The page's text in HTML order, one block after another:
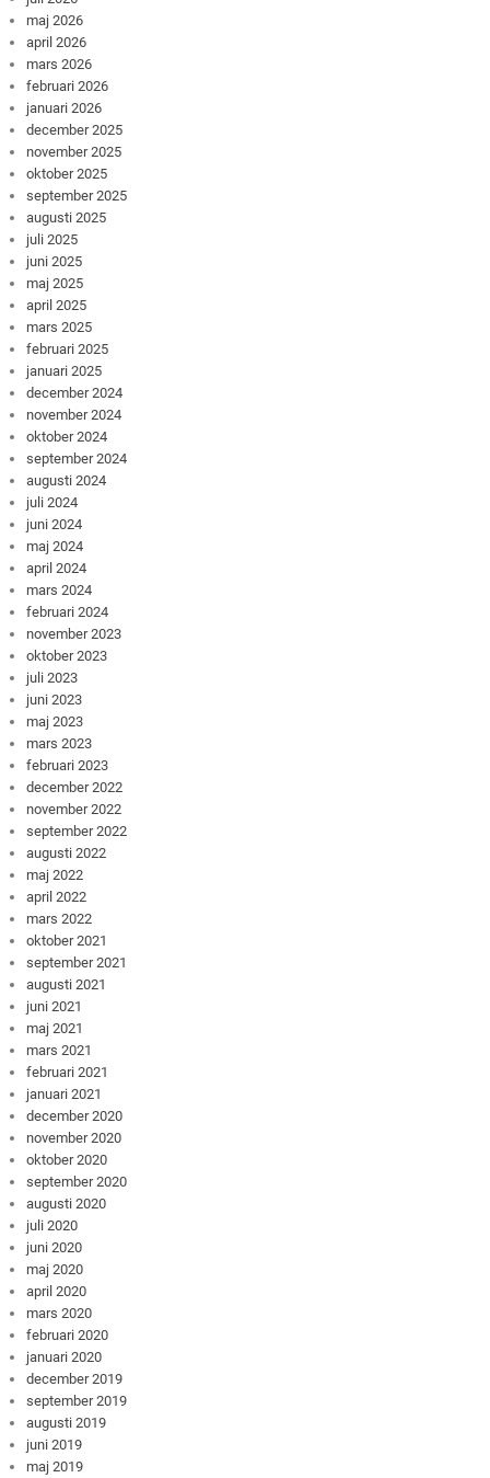
maj 2026
april 2026
mars 2026
februari 2026
januari 2026
december 2025
november 2025
oktober 2025
september 2025
augusti 2025
juli 2025
juni 2025
maj 2025
april 2025
mars 2025
februari 2025
januari 2025
december 2024
november 2024
oktober 2024
september 2024
augusti 2024
juli 2024
juni 2024
maj 2024
april 2024
mars 2024
februari 2024
november 2023
oktober 2023
juli 2023
juni 2023
maj 2023
mars 2023
februari 2023
december 2022
november 2022
september 2022
augusti 2022
maj 2022
april 2022
mars 2022
oktober 2021
september 2021
augusti 2021
juni 2021
maj 2021
mars 2021
februari 2021
januari 2021
december 2020
november 2020
oktober 2020
september 2020
augusti 2020
juli 2020
juni 2020
maj 2020
april 2020
mars 2020
februari 2020
januari 2020
december 2019
september 2019
augusti 2019
juni 2019
maj 2019